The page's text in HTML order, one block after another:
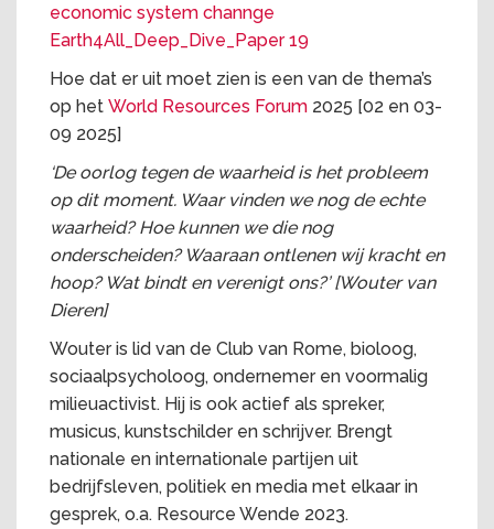
economic system channge
Earth4All_Deep_Dive_Paper 19
Hoe dat er uit moet zien is een van de thema’s
op het World Resources Forum 2025 [02 en 03-
09 2025]
‘De oorlog tegen de waarheid is het probleem
op dit moment. Waar vinden we nog de echte
waarheid? Hoe kunnen we die nog
onderscheiden? Waaraan ontlenen wij kracht en
hoop? Wat bindt en verenigt ons?’ [Wouter van
Dieren]
Wouter is lid van de Club van Rome, bioloog,
sociaalpsycholoog, ondernemer en voormalig
milieuactivist. Hij is ook actief als spreker,
musicus, kunstschilder en schrijver. Brengt
nationale en internationale partijen uit
bedrijfsleven, politiek en media met elkaar in
gesprek, o.a. Resource Wende 2023.